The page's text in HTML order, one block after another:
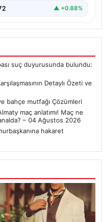
▲ +0.88%
suç duyurusunda bulundu:
Detaylı Özeti ve
bahçe mutfağı Çözümleri
maç anlatımı! Maç ne
– 04 Ağustos 2026
hakaret